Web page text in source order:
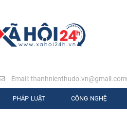
Email: thanhnienthudo.vn@gmail.com
PHÁP LUẬT CÔNG NGHỆ